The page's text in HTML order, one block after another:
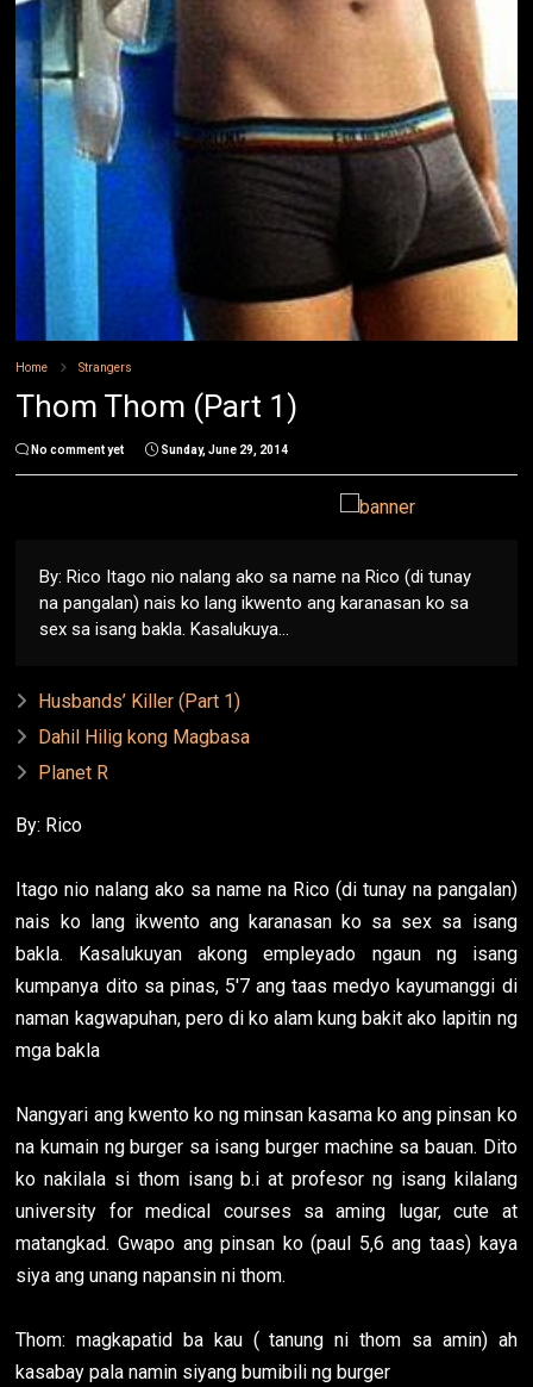
Home Strangers
Thom Thom (Part 1)
No comment yet Sunday, June 29, 2014
By: Rico Itago nio nalang ako sa name na Rico (di tunay
na pangalan) nais ko lang ikwento ang karanasan ko sa
sex sa isang bakla. Kasalukuya...
Husbands’ Killer (Part 1)
Dahil Hilig kong Magbasa
Planet R
By: Rico
Itago nio nalang ako sa name na Rico (di tunay na pangalan)
nais ko lang ikwento ang karanasan ko sa sex sa isang
bakla. Kasalukuyan akong empleyado ngaun ng isang
kumpanya dito sa pinas, 5'7 ang taas medyo kayumanggi di
naman kagwapuhan, pero di ko alam kung bakit ako lapitin ng
mga bakla
Nangyari ang kwento ko ng minsan kasama ko ang pinsan ko
na kumain ng burger sa isang burger machine sa bauan. Dito
ko nakilala si thom isang b.i at profesor ng isang kilalang
university for medical courses sa aming lugar, cute at
matangkad. Gwapo ang pinsan ko (paul 5,6 ang taas) kaya
siya ang unang napansin ni thom.
Thom: magkapatid ba kau ( tanung ni thom sa amin) ah
kasabay pala namin siyang bumibili ng burger